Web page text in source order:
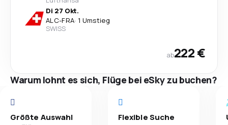
Di 27 Okt.
ALC-FRA· 1 Umstieg
SWISS
ab222 €
Warum lohnt es sich, Flüge bei eSky zu buchen?
Größte Auswahl
Flexible Suche